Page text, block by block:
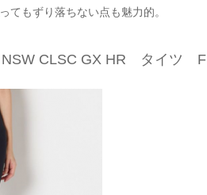
てもずり落ちない点も魅力的。
NSW CLSC GX HR タイツ F